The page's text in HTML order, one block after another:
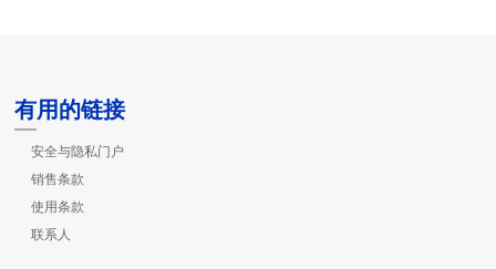
有用的链接
安全与隐私门户
销售条款
使用条款
联系人